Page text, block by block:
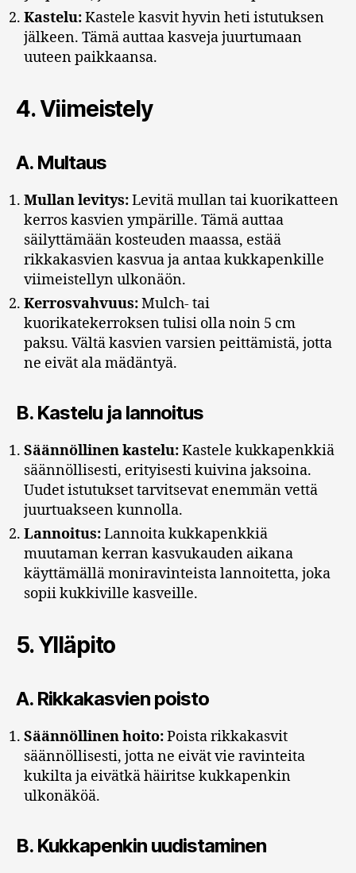
Kastelu:Kastele kasvit hyvin heti istutuksen
jälkeen. Tämä auttaa kasveja juurtumaan
uuteen paikkaansa.
4.Viimeistely
A. Multaus
Mullan levitys:Levitä mullan tai kuorikatteen
kerros kasvien ympärille. Tämä auttaa
säilyttämään kosteuden maassa, estää
rikkakasvien kasvua ja antaa kukkapenkille
viimeistellyn ulkonäön.
Kerrosvahvuus:Mulch- tai
kuorikatekerroksen tulisi olla noin 5 cm
paksu. Vältä kasvien varsien peittämistä, jotta
ne eivät ala mädäntyä.
B. Kastelu ja lannoitus
Säännöllinen kastelu:Kastele kukkapenkkiä
säännöllisesti, erityisesti kuivina jaksoina.
Uudet istutukset tarvitsevat enemmän vettä
juurtuakseen kunnolla.
Lannoitus:Lannoita kukkapenkkiä
muutaman kerran kasvukauden aikana
käyttämällä moniravinteista lannoitetta, joka
sopii kukkiville kasveille.
5.Ylläpito
A. Rikkakasvien poisto
Säännöllinen hoito:Poista rikkakasvit
säännöllisesti, jotta ne eivät vie ravinteita
kukilta ja eivätkä häiritse kukkapenkin
ulkonäköä.
B. Kukkapenkin uudistaminen